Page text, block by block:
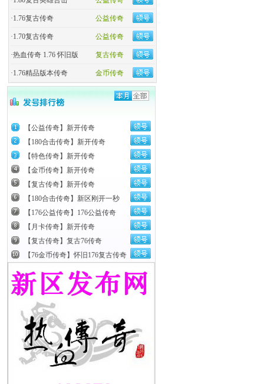
公益传奇
·1.76复古传奇
公益传奇
·1.70复古传奇
复古传奇
·热血传奇 1.76 怀旧版
金币传奇
·1.76精品版本传奇
【公益传奇】新开传奇
【180合击传奇】新开传奇
【特色传奇】新开传奇
【金币传奇】新开传奇
【复古传奇】新开传奇
【180合击传奇】新区刚开一秒
【176公益传奇】176公益传奇
【月卡传奇】新开传奇
【复古传奇】复古76传奇
【76金币传奇】怀旧176复古传奇